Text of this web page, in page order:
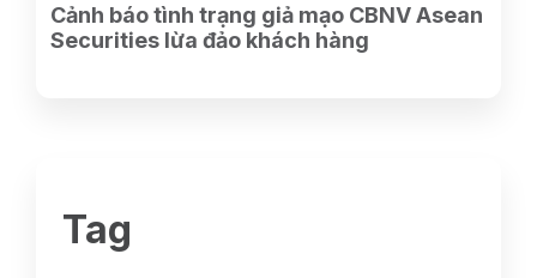
Cảnh báo tình trạng giả mạo CBNV Asean
Securities lừa đảo khách hàng
Tag